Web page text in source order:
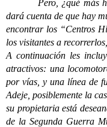
Pero, ¿qué más hay
dará cuenta de que hay
encontrar los “Centros
los visitantes a
A continuación les
atractivos: una
por vías, y una línea de
Adeje, posiblemente la
su propietaria está
de la Segunda Guerra